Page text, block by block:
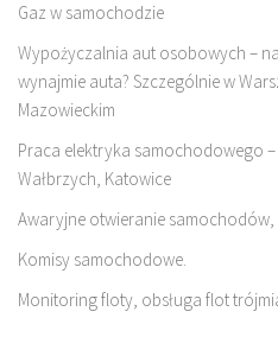
Gaz w samochodzie
Wypożyczalnia aut osobowych –
wynajmie auta? Szczególnie w
Mazowieckim
Praca elektryka samochodowego
Wałbrzych, Katowice
Awaryjne otwieranie
Komisy samochodowe.
Monitoring floty, obsługa flot